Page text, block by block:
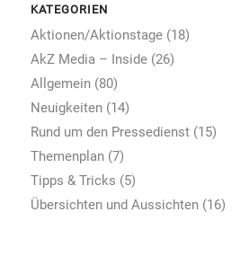
KATEGORIEN
Aktionen/Aktionstage(18)
AkZ Media – Inside(26)
Allgemein(80)
Neuigkeiten(14)
Rund um den Pressedienst(15)
Themenplan(7)
Tipps & Tricks (5)
Übersichten und Aussichten(16)